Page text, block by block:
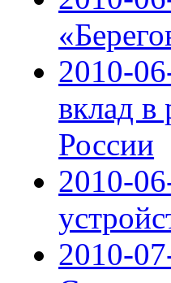
2010-
вклад в
России
2010-
2010-